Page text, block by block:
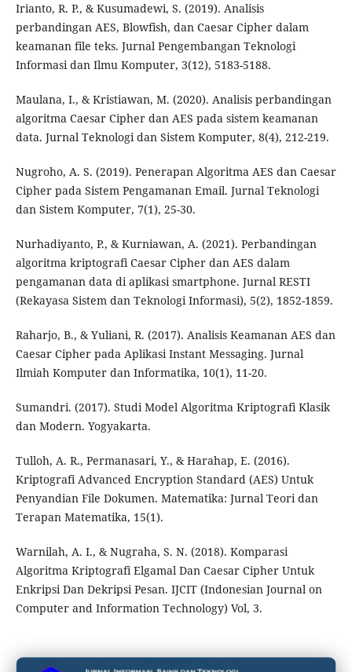
Irianto, R. P., & Kusumadewi, S. (2019). Analisis
perbandingan AES, Blowfish, dan Caesar Cipher dalam
keamanan file teks. Jurnal Pengembangan Teknologi
Informasi dan Ilmu Komputer, 3(12), 5183-5188.
Maulana, I., & Kristiawan, M. (2020). Analisis perbandingan
algoritma Caesar Cipher dan AES pada sistem keamanan
data. Jurnal Teknologi dan Sistem Komputer, 8(4), 212-219.
Nugroho, A. S. (2019). Penerapan Algoritma AES dan Caesar
Cipher pada Sistem Pengamanan Email. Jurnal Teknologi
dan Sistem Komputer, 7(1), 25-30.
Nurhadiyanto, P., & Kurniawan, A. (2021). Perbandingan
algoritma kriptografi Caesar Cipher dan AES dalam
pengamanan data di aplikasi smartphone. Jurnal RESTI
(Rekayasa Sistem dan Teknologi Informasi), 5(2), 1852-1859.
Raharjo, B., & Yuliani, R. (2017). Analisis Keamanan AES dan
Caesar Cipher pada Aplikasi Instant Messaging. Jurnal
Ilmiah Komputer dan Informatika, 10(1), 11-20.
Sumandri. (2017). Studi Model Algoritma Kriptografi Klasik
dan Modern. Yogyakarta.
Tulloh, A. R., Permanasari, Y., & Harahap, E. (2016).
Kriptografi Advanced Encryption Standard (AES) Untuk
Penyandian File Dokumen. Matematika: Jurnal Teori dan
Terapan Matematika, 15(1).
Warnilah, A. I., & Nugraha, S. N. (2018). Komparasi
Algoritma Kriptografi Elgamal Dan Caesar Cipher Untuk
Enkripsi Dan Dekripsi Pesan. IJCIT (Indonesian Journal on
Computer and Information Technology) Vol, 3.